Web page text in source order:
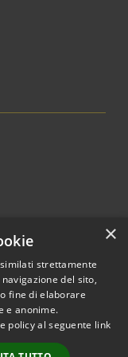
© 2026 • Comune di
• Powered by
• Accesso
×
strettamente
del sito,
fine di elaborare
e anonime.
policy al seguente link